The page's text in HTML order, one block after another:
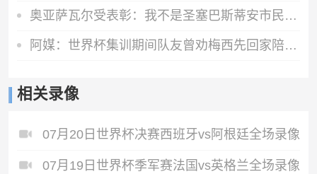
奥亚萨瓦尔受表彰：我不是圣塞巴斯蒂安市民，但这里就是我的家
阿媒：世界杯集训期间队友曾劝梅西先回家陪伴父亲，但他选择留下
相关录像
07月20日世界杯决赛西班牙vs阿根廷全场录像
07月19日世界杯季军赛法国vs英格兰全场录像